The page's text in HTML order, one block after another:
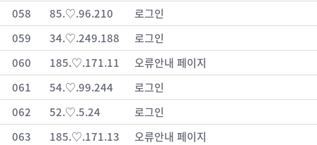
058
85.♡.96.210
로그인
059
34.♡.249.188
로그인
060
185.♡.171.11
오류안내 페이지
061
54.♡.99.244
로그인
062
52.♡.5.24
로그인
063
185.♡.171.13
오류안내 페이지